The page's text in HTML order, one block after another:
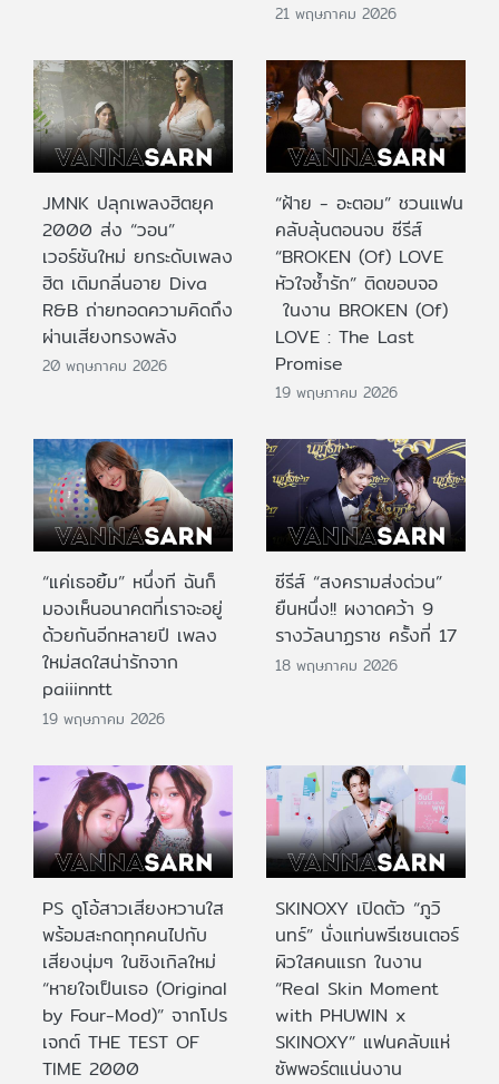
21 พฤษภาคม 2026
JMNK ปลุกเพลงฮิตยุค
2000 ส่ง “วอน”
เวอร์ชันใหม่ ยกระดับเพลง
ฮิต เติมกลิ่นอาย Diva
R&B ถ่ายทอดความคิดถึง
ผ่านเสียงทรงพลัง
20 พฤษภาคม 2026
“ฝ้าย - อะตอม” ชวนแฟน
คลับลุ้นตอนจบ ซีรีส์
“BROKEN (Of) LOVE
หัวใจช้ำรัก” ติดขอบจอ
ในงาน BROKEN (Of)
LOVE : The Last
Promise
19 พฤษภาคม 2026
“แค่เธอยิ้ม” หนึ่งที ฉันก็
มองเห็นอนาคตที่เราจะอยู่
ด้วยกันอีกหลายปี เพลง
ใหม่สดใสน่ารักจาก
paiiinntt
19 พฤษภาคม 2026
ซีรีส์ “สงครามส่งด่วน”
ยืนหนึ่ง!! ผงาดคว้า 9
รางวัลนาฏราช ครั้งที่ 17
18 พฤษภาคม 2026
PS ดูโอ้สาวเสียงหวานใส
พร้อมสะกดทุกคนไปกับ
เสียงนุ่มๆ ในซิงเกิลใหม่
“หายใจเป็นเธอ (Original
by Four-Mod)” จากโปร
เจกต์ THE TEST OF
TIME 2000
SKINOXY เปิดตัว “ภูวิ
นทร์” นั่งแท่นพรีเซนเตอร์
ผิวใสคนแรก ในงาน
“Real Skin Moment
with PHUWIN x
SKINOXY” แฟนคลับแห่
ซัพพอร์ตแน่นงาน